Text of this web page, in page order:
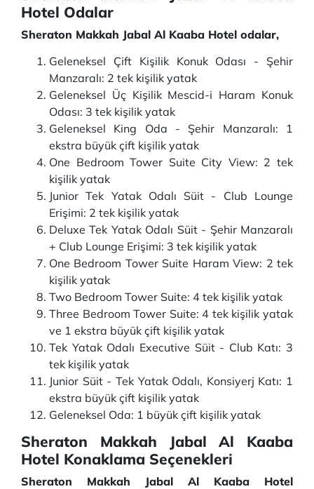
Hotel Odalar
Sheraton Makkah Jabal Al Kaaba Hotel odalar,
Geleneksel Çift Kişilik Konuk Odası - Şehir
Manzaralı: 2 tek kişilik yatak
Geleneksel Üç Kişilik Mescid-i Haram Konuk
Odası: 3 tek kişilik yatak
Geleneksel King Oda - Şehir Manzaralı: 1
ekstra büyük çift kişilik yatak
One Bedroom Tower Suite City View: 2 tek
kişilik yatak
Junior Tek Yatak Odalı Süit - Club Lounge
Erişimi: 2 tek kişilik yatak
Deluxe Tek Yatak Odalı Süit - Şehir Manzaralı
+ Club Lounge Erişimi: 3 tek kişilik yatak
One Bedroom Tower Suite Haram View: 2 tek
kişilik yatak
Two Bedroom Tower Suite: 4 tek kişilik yatak
Three Bedroom Tower Suite: 4 tek kişilik yatak
ve 1 ekstra büyük çift kişilik yatak
Tek Yatak Odalı Executive Süit - Club Katı: 3
tek kişilik yatak
Junior Süit - Tek Yatak Odalı, Konsiyerj Katı: 1
ekstra büyük çift kişilik yatak
Geleneksel Oda: 1 büyük çift kişilik yatak
Sheraton Makkah Jabal Al Kaaba
Hotel Konaklama Seçenekleri
Sheraton Makkah Jabal Al Kaaba Hotel